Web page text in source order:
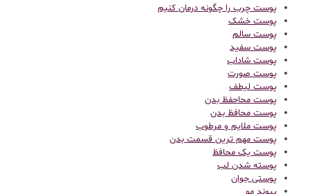
پوست چرب را چگونه درمان کنیم
پوست خشک
پوست سالم
پوست سفید
پوست شاداب
پوست صورت
پوست لیطف
پوست محاحفظ بدن
پوست محافظ بدن
پوست ملایم و مرطوب
پوست مهم ترین قسمت بدن
پوست یک محافظ
پوسته شدن لب
پوستی جوان